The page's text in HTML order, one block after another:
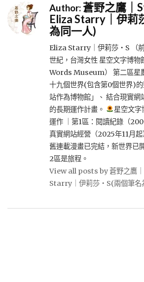
Author:蒼野之鷹｜
Eliza Starry｜伊莉
為同一人)
Eliza Starry｜伊莉莎・S （
世紀，台灣女性 星空文字博
Words Museum） 第二區星
十九個世界(包含第0個世界)
站作為博物館」、 結合現實網
的長期運作計畫。
星空文字
運作 ｜第1區：閱讀紀錄（
真實網站經營（2025年11月起
舊連載漫畫已完結，新世界已
2區是旅程。
View all posts by 蒼野之鷹
Starry｜伊莉莎・S(兩個筆名